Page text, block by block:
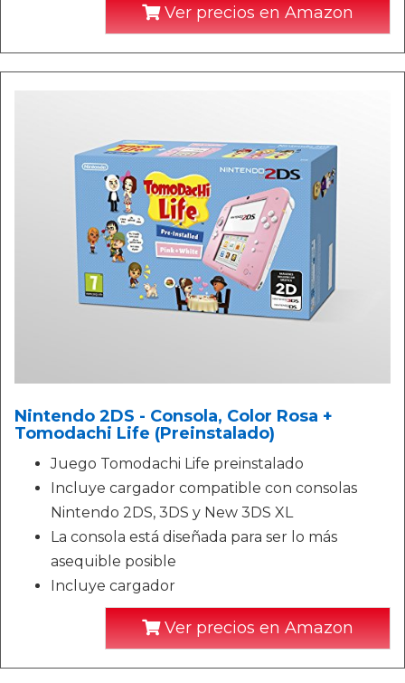
Ver precios en Amazon
Nintendo 2DS - Consola, Color Rosa +
Tomodachi Life (Preinstalado)
Juego Tomodachi Life preinstalado
Incluye cargador compatible con consolas
Nintendo 2DS, 3DS y New 3DS XL
La consola está diseñada para ser lo más
asequible posible
Incluye cargador
Ver precios en Amazon